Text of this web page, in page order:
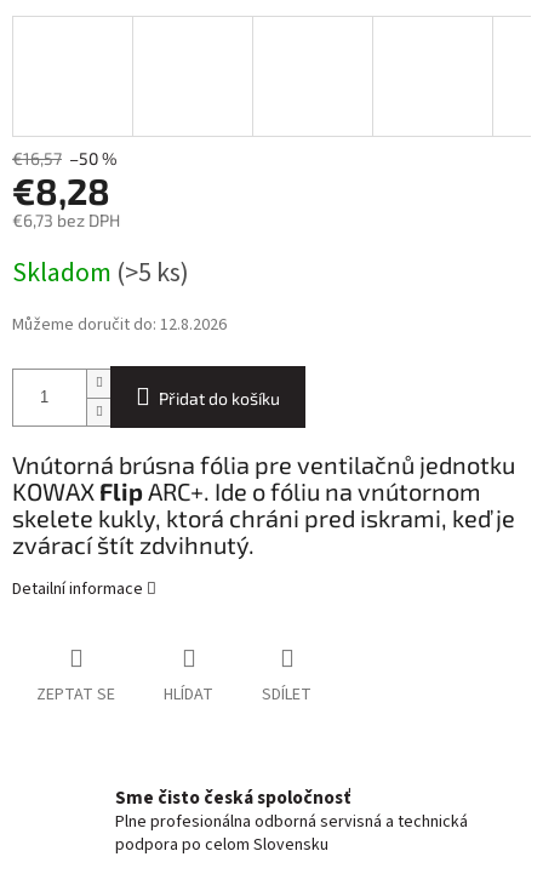
€16,57 –50 %
€8,28
€6,73 bez DPH
cena:
Skladom (>5 ks)
Můžeme doručit do: 12.8.2026
Přidat do košíku
Vnútorná brúsna fólia pre ventilačnů jednotku
KOWAX FlipARC+. Ide o fóliu na vnútornom
skelete kukly, ktorá chráni pred iskrami, keď je
zvárací štít zdvihnutý.
Detailní informace
ZEPTAT SE HLÍDAT SDÍLET
Sme čisto česká spoločnosť
Plne profesionálna odborná servisná a technická
podpora po celom Slovensku